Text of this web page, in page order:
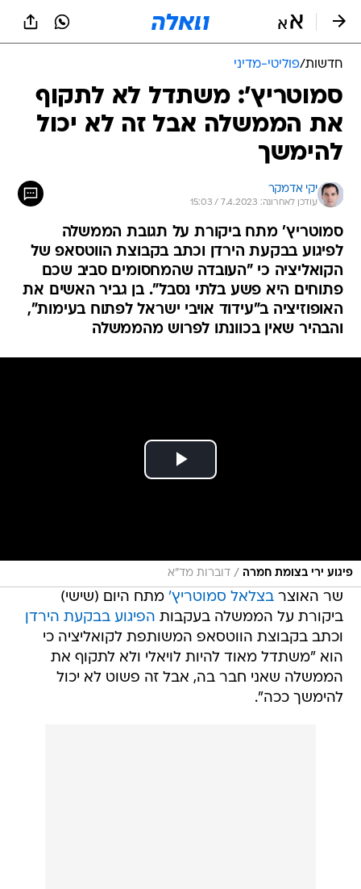
חדשות/פוליטי-מדיני
סמוטריץ': משתדל לא לתקוף
את הממשלה אבל זה לא יכול
להימשך
יקי אדמקר
עודכן לאחרונה: 7.4.2023 / 15:03
סמוטריץ' מתח ביקורת על תגובת הממשלה
לפיגוע בבקעת הירדן וכתב בקבוצת הווטסאפ של
הקואליציה כי "העובדה שהמחסומים סביב שכם
פתוחים היא פשע בלתי נסבל". בן גביר האשים את
האופוזיציה ב"עידוד אויבי ישראל לפתוח בעימות",
והבהיר שאין בכוונתו לפרוש מהממשלה
פיגוע ירי בצומת חמרה / דוברות מד"א
שר האוצרבצלאל סמוטריץ' מתח היום (שישי)
ביקורת על הממשלה בעקבות הפיגוע בבקעת הירדן
וכתב בקבוצת הווטסאפ המשותפת לקואליציה כי
הוא "משתדל מאוד להיות לויאלי ולא לתקוף את
הממשלה שאני חבר בה, אבל זה פשוט לא יכול
להימשך ככה".